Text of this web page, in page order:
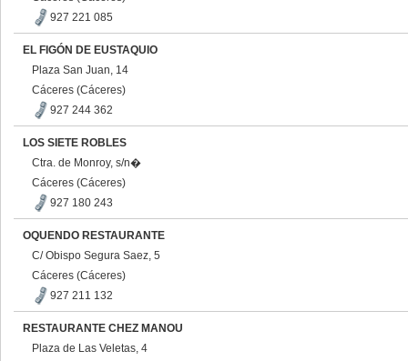
927 221 085
EL FIGÓN DE EUSTAQUIO
Plaza San Juan, 14
Cáceres (Cáceres)
927 244 362
LOS SIETE ROBLES
Ctra. de Monroy, s/n�
Cáceres (Cáceres)
927 180 243
OQUENDO RESTAURANTE
C/ Obispo Segura Saez, 5
Cáceres (Cáceres)
927 211 132
RESTAURANTE CHEZ MANOU
Plaza de Las Veletas, 4